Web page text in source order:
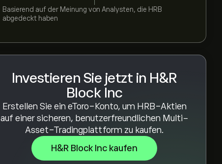
Basierend auf der Meinung von Analysten, die HRB
abgedeckt haben
Investieren Sie jetzt in H&R
Block Inc
Erstellen Sie ein eToro-Konto, um HRB-Aktien
auf einer sicheren, benutzerfreundlichen Multi-
Asset-Tradingplattform zu kaufen.
H&R Block Inc kaufen